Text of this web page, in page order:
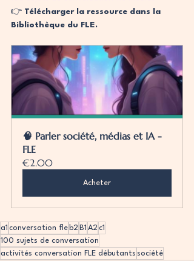
👉 Télécharger la ressource dans la
Bibliothèque du FLE.
🧠 Parler société, médias et IA -
FLE
€2.00
Acheter
a1 conversation fle b2 B1 A2 c1
100 sujets de conversation
activités conversation FLE débutants société